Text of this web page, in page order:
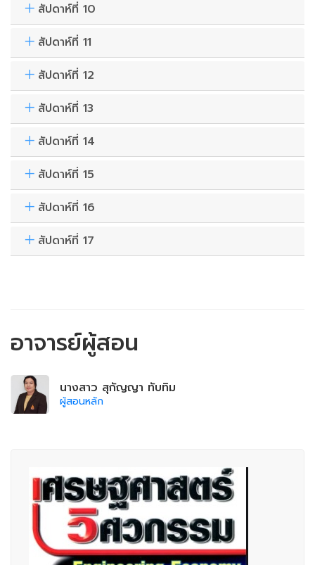
สัปดาห์ที่ 10
สัปดาห์ที่ 11
สัปดาห์ที่ 12
สัปดาห์ที่ 13
สัปดาห์ที่ 14
สัปดาห์ที่ 15
สัปดาห์ที่ 16
สัปดาห์ที่ 17
อาจารย์ผู้สอน
นางสาว สุกัญญา ทับทิม
ผู้สอนหลัก